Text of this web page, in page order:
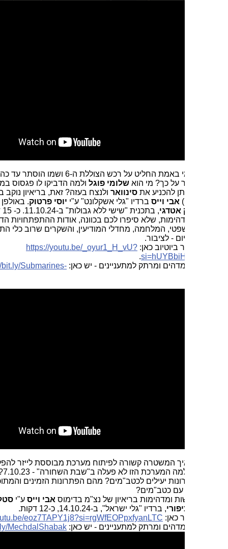
: מי באמת החליט על רכש הצוללת ה-6 ושמו הוסתר עד כה מהציבור
על כך? מי הואשלומי פוגלולמה הדביקו לו פגסוס במשך כחצי
להכניע אתסינוואר ולנצח בעזה? זאת, בריאיון נוקב ביותר של
ברדיו "גלי אשקלונט" ע"ייוסי פרטוק. באולפן גםליאור
, בתכנית "שישי ללא גבולות" ב-11.10.24. כ- 15 דקות,
שלא סיפרו לכם בכוונה, אודות ההתפתחויות הדרמטיות
המלחמה, מחדלי המודיעין, והשקרים שרוב כלי התקשורת
ביוטיוב כאן:https://youtu.be/_oyur1_H_vU?
.
ומרתק למתעניינים - יש כאן:https://bit.ly/Submarines-
המשטרה קשורה לפיתוח מערכת מבוססת לייזר להפלת
כטב"מים? למה המערכת הזו לא פעלה ב"שבת השחורה" - 7.10.23? למה אין
יעילים לכטב"מים? מהם הפתרונות הזמינים והמתוכננים
עם כטב"מים?
ומדהימות בריאיון של נצ"מ בדימוסאבי וייסע"י סטלה קורין
, ברדיו "גלי ישראל", ב-14.10.24, כ-12 דקות.
https://youtu.be/eoz7TAPY1j8?si=rgWfEOPpxfyanLTC
.
ומרתק למתעניינים - יש כאן:https://bit.ly/MechdalShabak
.